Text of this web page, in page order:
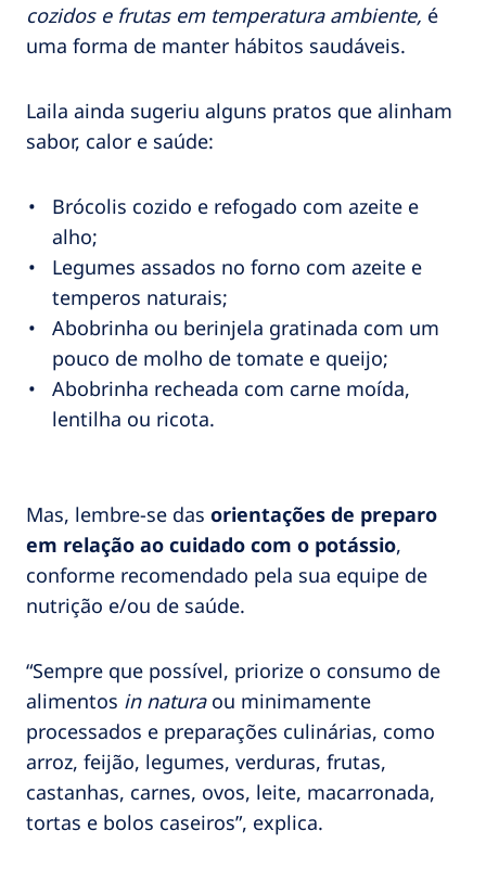
cozidos e frutas em temperatura ambiente, é
uma forma de manter hábitos saudáveis.
Laila ainda sugeriu alguns pratos que alinham
sabor, calor e saúde:
Brócolis cozido e refogado com azeite e
alho;
Legumes assados no forno com azeite e
temperos naturais;
Abobrinha ou berinjela gratinada com um
pouco de molho de tomate e queijo;
Abobrinha recheada com carne moída,
lentilha ou ricota.
Mas, lembre-se das orientações de preparo
em relação ao cuidado com o potássio,
conforme recomendado pela sua equipe de
nutrição e/ou de saúde.
“Sempre que possível, priorize o consumo de
alimentos in natura ou minimamente
processados e preparações culinárias, como
arroz, feijão, legumes, verduras, frutas,
castanhas, carnes, ovos, leite, macarronada,
tortas e bolos caseiros”, explica.